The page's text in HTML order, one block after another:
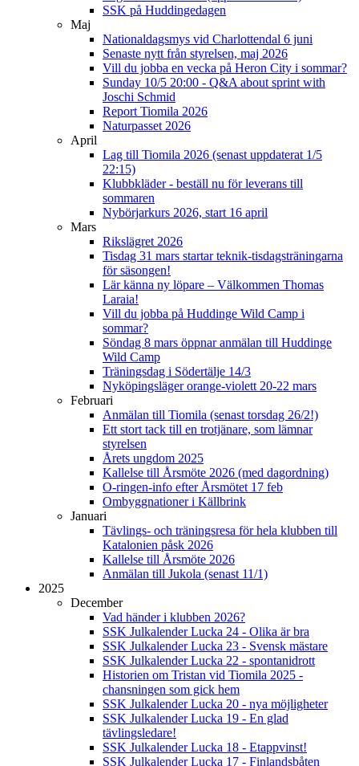
SSK på Huddingedagen
Maj
Nationaldagsmys vid Charlottendal 6 juni
Senaste nytt från styrelsen, maj 2026
Vill du jobba en vecka på Heron City i sommar?
Sunday 10/5 20:00 - Q&A about sprint with
Joschi Schmid
Report Tiomila 2026
Naturpasset 2026
April
Lag till Tiomila 2026 (senast uppdaterat 1/5
22:15)
Klubbkläder - beställ nu för leverans till
sommaren
Nybörjarkurs 2026, start 16 april
Mars
Rikslägret 2026
Tisdag 31 mars startar teknik-tisdagsträningarna
för säsongen!
Lär känna ny löpare – Välkommen Thomas
Laraia!
Vill du jobba på Huddinge Wild Camp i
sommar?
Söndag 8 mars öppnar anmälan till Huddinge
Wild Camp
Träningsdag i Södertälje 14/3
Nyköpingsläger orange-violett 20-22 mars
Februari
Anmälan till Tiomila (senast torsdag 26/2!)
Ett stort tack till en trotjänare, som lämnar
styrelsen
Årets ungdom 2025
Kallelse till Årsmöte 2026 (med dagordning)
O-ringen-info efter Årsmötet 17 feb
Ombyggnationer i Källbrink
Januari
Tävlings- och träningsresa för hela klubben till
Katalonien påsk 2026
Kallelse till Årsmöte 2026
Anmälan till Jukola (senast 11/1)
2025
December
Vad händer i klubben 2026?
SSK Julkalender Lucka 24 - Olika är bra
SSK Julkalender Lucka 23 - Svensk mästare
SSK Julkalender Lucka 22 - spontanidrott
Historien om Tristan vid Tiomila 2025 -
chansningen som gick hem
SSK Julkalender Lucka 20 - nya möjligheter
SSK Julkalender Lucka 19 - En glad
tävlingsledare!
SSK Julkalender Lucka 18 - Etappvinst!
SSK Julkalender Lucka 17 - Finlandsbåten